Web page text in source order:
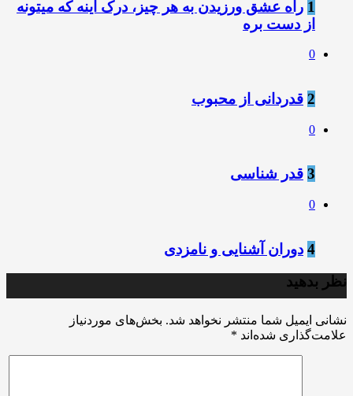
1 راه عشق ورزیدن به هر چیز، درک اینه که میتونه
از دست بره
0
2 قدردانی از محبوب
0
3 قدر شناسی
0
4 دوران آشنایی و نامزدی
نظر بدهید
نشانی ایمیل شما منتشر نخواهد شد. بخش‌های موردنیاز
علامت‌گذاری شده‌اند *